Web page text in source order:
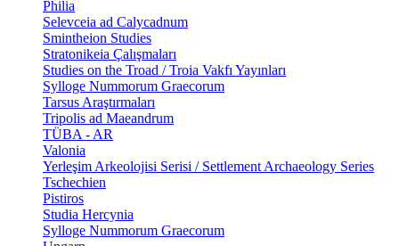
Philia
Selevceia ad Calycadnum
Smintheion Studies
Stratonikeia Çalışmaları
Studies on the Troad / Troia Vakfı Yayınları
Sylloge Nummorum Graecorum
Tarsus Araştırmaları
Tripolis ad Maeandrum
TÜBA - AR
Valonia
Yerleşim Arkeolojisi Serisi / Settlement Archaeology Series
Tschechien
Pistiros
Studia Hercynia
Sylloge Nummorum Graecorum